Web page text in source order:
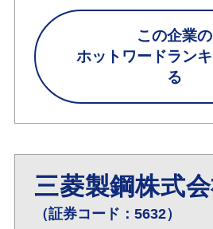
この企業の
ホットワードラン
る
三菱製鋼株式
（証券コード：5632）